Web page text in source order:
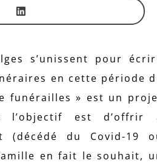
s’unissent pour
en cette période
funérailles » est un
l’objectif est d’offrir
(décédé du Covid-19
en fait le souhait,